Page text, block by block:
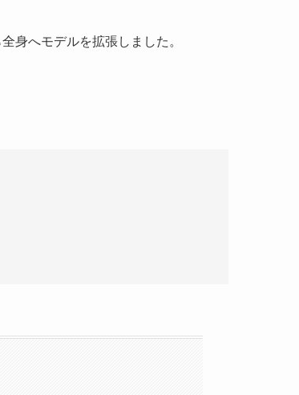
身へモデルを拡張しました。